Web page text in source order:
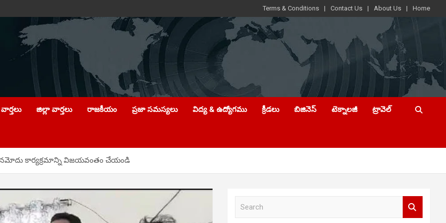
Terms & Conditions Contact Us About Us Home
జిల్లా వార్తలు రాజకీయం ప్రజా సమస్యలు విద్య & ఉద్యోగము క్రీడలు బిజినెస్ టెక్నాలజీ ట్రావెల్
నమోదు కార్యక్రమాన్ని విజయవంతం చేయండి